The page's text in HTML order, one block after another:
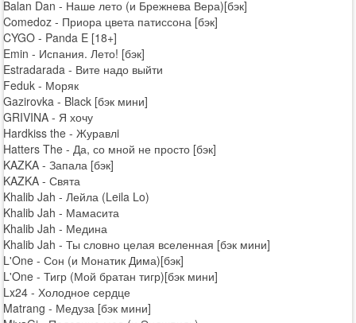
Balan Dan - Наше лето (и Брежнева Вера)[бэк]
Comedoz - Приора цвета патиссона [бэк]
CYGO - Panda E [18+]
Emin - Испания. Лето! [бэк]
Estradarada - Вите надо выйти
Feduk - Моряк
Gazirovka - Black [бэк мини]
GRIVINA - Я хочу
Hardkiss the - Журавлi
Hatters The - Да, со мной не просто [бэк]
KAZKA - Запала [бэк]
KAZKA - Свята
Khalib Jah - Лейла (Leila Lo)
Khalib Jah - Мамасита
Khalib Jah - Медина
Khalib Jah - Ты словно целая вселенная [бэк мини]
L'One - Сон (и Монатик Дима)[бэк]
L'One - Тигр (Мой братан тигр)[бэк мини]
Lx24 - Холодное сердце
Matrang - Медуза [бэк мини]